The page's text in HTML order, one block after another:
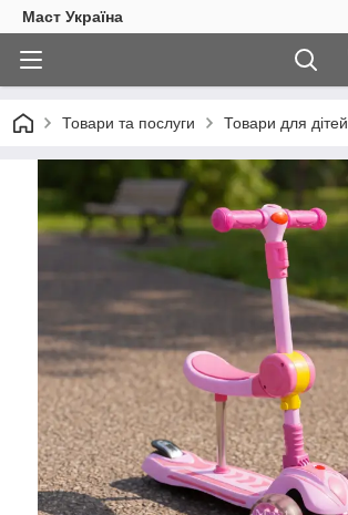
Маст Україна
Товари та послуги Товари для дітей